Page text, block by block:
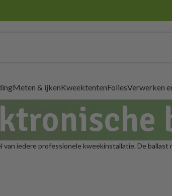
Meten & ijkenKweektentenFoliesVerwerken
iedere professionele kweekinstallatie. De